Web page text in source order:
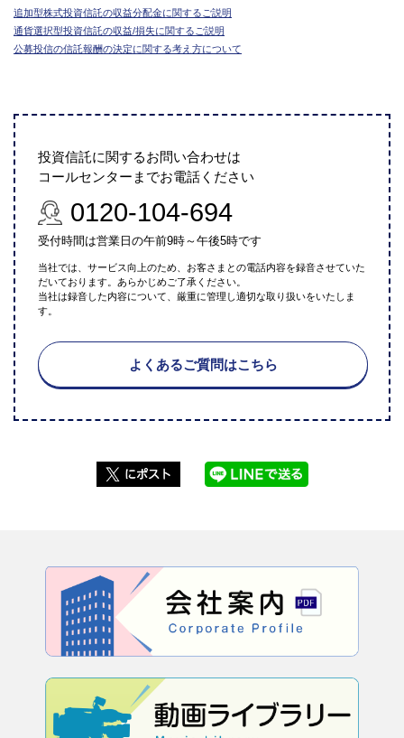
追加型株式投資信託の収益分配金に関するご説明
通貨選択型投資信託の収益/損失に関するご説明
公募投信の信託報酬の決定に関する考え方について
投資信託に関するお問い合わせは
コールセンターまでお電話ください
0120-104-694
受付時間は営業日の午前9時～午後5時です
当社では、サービス向上のため、お客さまとの電話内容を録音させていた
だいております。あらかじめご了承ください。
当社は録音した内容について、厳重に管理し適切な取り扱いをいたしま
す。
よくあるご質問はこちら